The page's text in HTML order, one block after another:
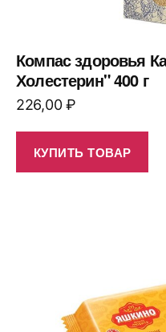
Компас здоровья
Холестерин" 400 г
226,00₽
КУПИТЬ ТОВАР